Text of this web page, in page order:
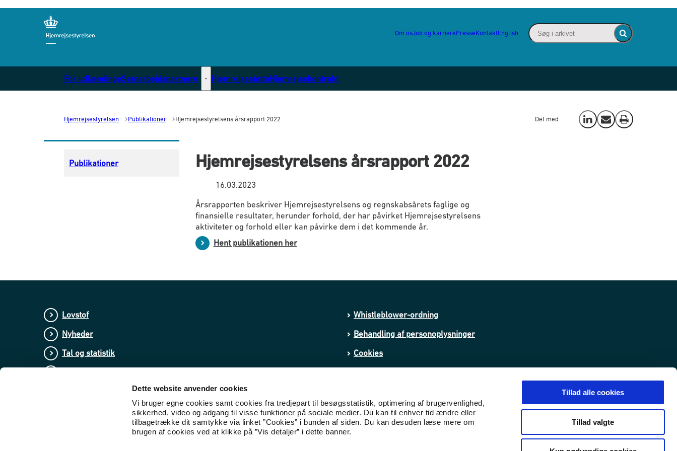
Dette website anvender cookies
Vi bruger egne cookies samt cookies fra tredjepart til besøgsstatistik, optimering af brugervenlighed,
sikkerhed, video og adgang til visse funktioner på sociale medier. Du kan til enhver tid ændre eller
tilbagetrække dit samtykke via linket ”Cookies” i bunden af siden. Du kan desuden læse mere om
brugen af cookies ved at klikke på ”Vis detaljer” i dette banner.
Tillad alle cookies
Tillad valgte
Om osJob og karrierePresseKontaktEnglish
Søg i arkivet - Indsæt søgeord for at søge
Fold søgefelt ind
For udlændingeSamarbejdspartnere Samarbejdspartnere - Flere links
HjemrejsestøtteHjemrejsekontrakt
Hjemrejsestyrelsen Publikationer Hjemrejsestyrelsens årsrapport 2022 Del med Del på LinkedIn
Send email
Print
Publikationer Hjemrejsestyrelsens årsrapport 2022
16.03.2023
Årsrapporten beskriver Hjemrejsestyrelsens og regnskabsårets faglige og
finansielle resultater, herunder forhold, der har påvirket Hjemrejsestyrelsens
aktiviteter og forhold eller kan påvirke dem i det kommende år.
Hent publikationen her
Lovstof
Nyheder
Tal og statistik
Whistleblower-ordning
Behandling af personoplysninger
Cookies
LinkedIn